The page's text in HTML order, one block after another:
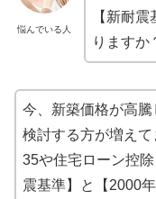
悩んでいる人
【新耐
りますか
今、新築価格が高
検討する方が増え
35や住宅ローン控
震基準】と【2000